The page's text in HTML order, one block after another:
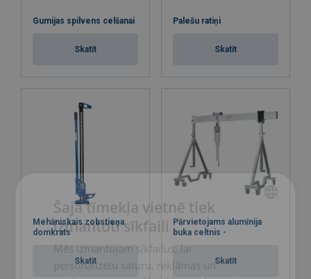
Gumijas spilvens celšanai
Skatīt
Palešu ratiņi
Skatīt
Mehāniskais zobstieņa
domkrats
Skatīt
Pārvietojams alumīnija
buka celtnis -
Skatīt
LATVIAN
ENGLISH TRANSLATION
Šajā tīmekļa vietnē tiek
izmantoti sīkfaili
Mēs izmantojam sīkfailus, lai
personalizētu saturu, reklāmas un